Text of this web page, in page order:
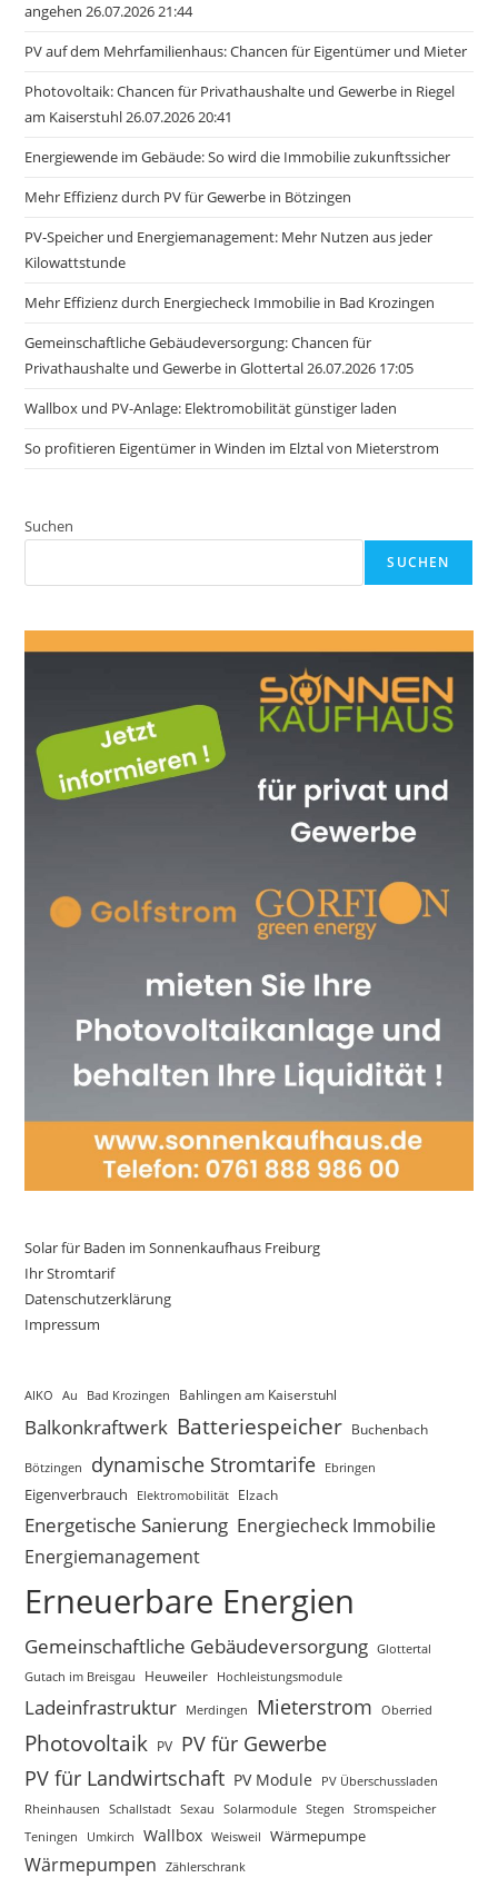
angehen 26.07.2026 21:44
PV auf dem Mehrfamilienhaus: Chancen für Eigentümer und Mieter
Photovoltaik: Chancen für Privathaushalte und Gewerbe in Riegel
am Kaiserstuhl 26.07.2026 20:41
Energiewende im Gebäude: So wird die Immobilie zukunftssicher
Mehr Effizienz durch PV für Gewerbe in Bötzingen
PV-Speicher und Energiemanagement: Mehr Nutzen aus jeder
Kilowattstunde
Mehr Effizienz durch Energiecheck Immobilie in Bad Krozingen
Gemeinschaftliche Gebäudeversorgung: Chancen für
Privathaushalte und Gewerbe in Glottertal 26.07.2026 17:05
Wallbox und PV-Anlage: Elektromobilität günstiger laden
So profitieren Eigentümer in Winden im Elztal von Mieterstrom
Suchen
SUCHEN
Solar für Baden im Sonnenkaufhaus Freiburg
Ihr Stromtarif
Datenschutzerklärung
Impressum
AIKO Au Bad Krozingen Bahlingen am Kaiserstuhl
Balkonkraftwerk Batteriespeicher Buchenbach
Bötzingen dynamische Stromtarife Ebringen
Eigenverbrauch Elektromobilität Elzach
Energetische Sanierung Energiecheck Immobilie
Energiemanagement
Erneuerbare Energien
Gemeinschaftliche Gebäudeversorgung Glottertal
Gutach im Breisgau
Heuweiler Hochleistungsmodule
Ladeinfrastruktur Merdingen Mieterstrom Oberried
Photovoltaik PV PV für Gewerbe
PV für Landwirtschaft PV Module
PV Überschussladen
Rheinhausen
Schallstadt Sexau Solarmodule Stegen
Stromspeicher
Teningen
Umkirch Wallbox Weisweil Wärmepumpe
Wärmepumpen Zählerschrank